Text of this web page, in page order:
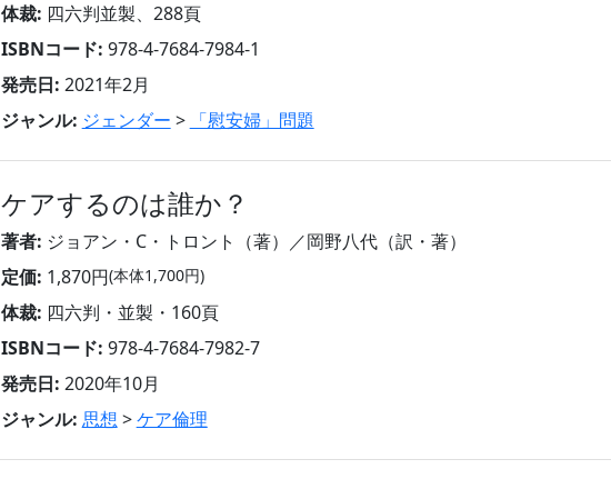
体裁: 四六判並製、288頁
ISBNコード: 978-4-7684-7984-1
発売日: 2021年2月
ジャンル: ジェンダー > 「慰安婦」問題
ケアするのは誰か？
著者: ジョアン・C・トロント（著）／岡野八代（訳・著）
定価: 1,870円(本体1,700円)
体裁: 四六判・並製・160頁
ISBNコード: 978-4-7684-7982-7
発売日: 2020年10月
ジャンル: 思想 >ケア倫理